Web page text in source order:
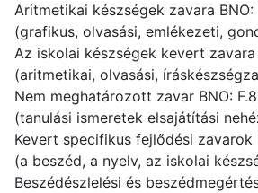
Aritmetikai készségek zavara BNO:
(grafikus, olvasási, emlékezeti,
Az iskolai készségek kevert zavara
(aritmetikai, olvasási,
Nem meghatározott zavar BNO:
(tanulási ismeretek elsajátítási
Kevert specifikus fejlődési zavarok
(a beszéd, a nyelv, az iskolai
Beszédészlelési és